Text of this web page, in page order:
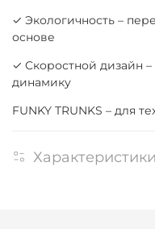
✓ Экологичность –
основе
✓ Скоростной дизайн
динамику
FUNKY TRUNKS – для
Характеристики